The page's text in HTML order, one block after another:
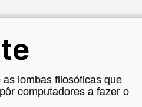
lombas filosóficas que
computadores a fazer o